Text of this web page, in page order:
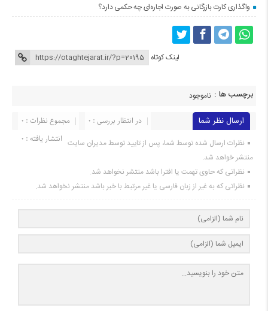
واگذاری کارت بازرگانی به صورت اجاره‌ای چه حکمی دارد؟
لینک کوتاه
برچسب ها : ناموجود
ارسال نظر شما مجموع نظرات : 0
در انتظار بررسی : 0
انتشار یافته : 0 نظرات ارسال شده توسط شما، پس از تایید توسط مدیران سایت
منتشر خواهد شد.
نظراتی که حاوی تهمت یا افترا باشد منتشر نخواهد شد.
نظراتی که به غیر از زبان فارسی یا غیر مرتبط با خبر باشد منتشر نخواهد شد.